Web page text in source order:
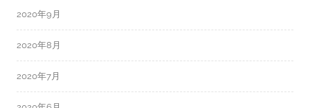
2020年9月
2020年8月
2020年7月